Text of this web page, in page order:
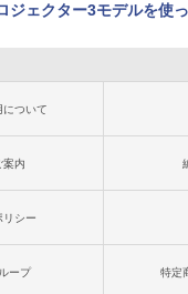
ジェクター3モデルを使
について
案内
リシー
ープ 特定